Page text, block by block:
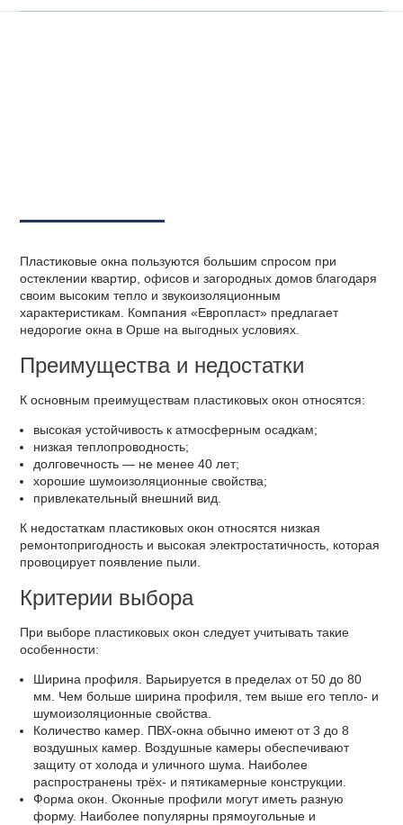
Пластиковые окна пользуются большим спросом при
остеклении квартир, офисов и загородных домов благодаря
своим высоким тепло и звукоизоляционным
характеристикам. Компания «Европласт» предлагает
недорогие окна в Орше на выгодных условиях.
Преимущества и недостатки
К основным преимуществам пластиковых окон относятся:
высокая устойчивость к атмосферным осадкам;
низкая теплопроводность;
долговечность — не менее 40 лет;
хорошие шумоизоляционные свойства;
привлекательный внешний вид.
К недостаткам пластиковых окон относятся низкая
ремонтопригодность и высокая электростатичность, которая
провоцирует появление пыли.
Критерии выбора
При выборе пластиковых окон следует учитывать такие
особенности:
Ширина профиля. Варьируется в пределах от 50 до 80
мм. Чем больше ширина профиля, тем выше его тепло- и
шумоизоляционные свойства.
Количество камер. ПВХ-окна обычно имеют от 3 до 8
воздушных камер. Воздушные камеры обеспечивают
защиту от холода и уличного шума. Наиболее
распространены трёх- и пятикамерные конструкции.
Форма окон. Оконные профили могут иметь разную
форму. Наиболее популярны прямоугольные и